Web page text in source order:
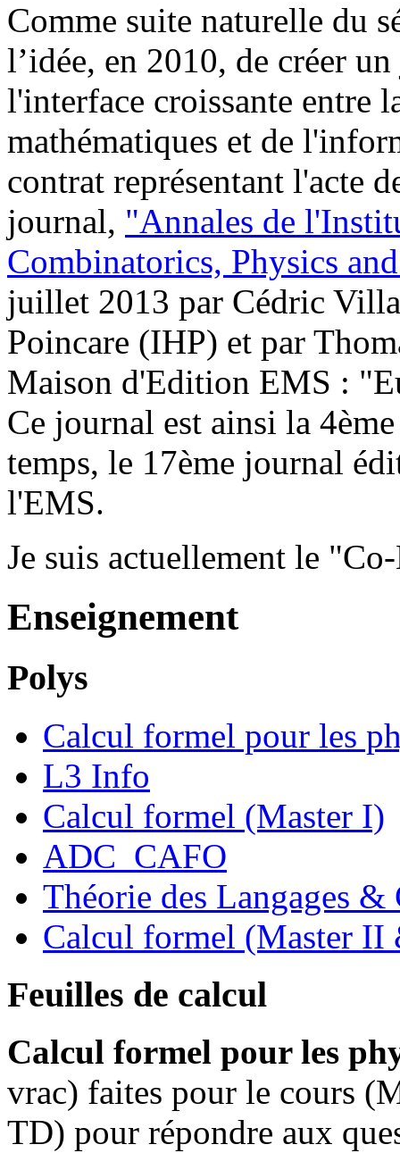
Comme suite naturelle du
l’idée, en 2010, de créer
l'interface croissante entre
mathématiques et de
contrat représentant l'acte
journal, "Annales de
Combinatorics, Physics
juillet 2013 par Cédric
Poincare (IHP) et par
Maison d'Edition EMS :
Ce journal est ainsi la
temps, le 17ème journal
l'EMS.
Je suis actuellement le
Enseignement
Polys
Calcul formel pour les
L3 Info
Calcul formel (Master I)
ADC_CAFO
Théorie des Langages
Calcul formel (Master II
Feuilles de calcul
Calcul formel pour les
vrac) faites pour le cours
TD) pour répondre aux